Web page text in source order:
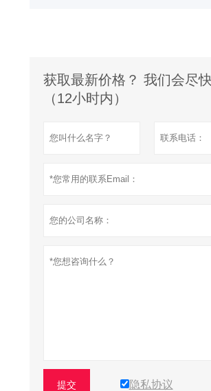
获取最新价格？ 我们会尽
（12小时内）
提交 隐私协议